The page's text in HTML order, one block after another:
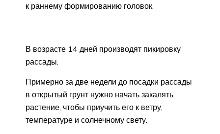
к раннему формированию головок.
В возрасте 14 дней производят пикировку
рассады.
Примерно за две недели до посадки рассады
в открытый грунт нужно начать закалять
растение, чтобы приучить его к ветру,
температуре и солнечному свету.